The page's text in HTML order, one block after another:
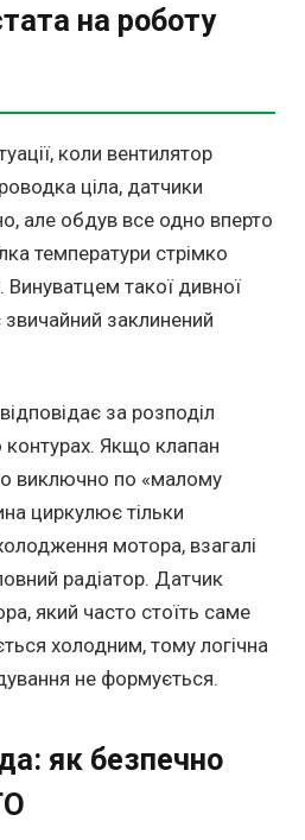
на роботу
коли вентилятор
ціла, датчики
але обдув все одно вперто
температури стрімко
Винуватцем такої дивної
заклинений
за розподіл
контурах. Якщо клапан
виключно по «малому
циркулює тільки
мотора, взагалі
радіатор. Датчик
який часто стоїть саме
холодним, тому логічна
не формується.
як безпечно